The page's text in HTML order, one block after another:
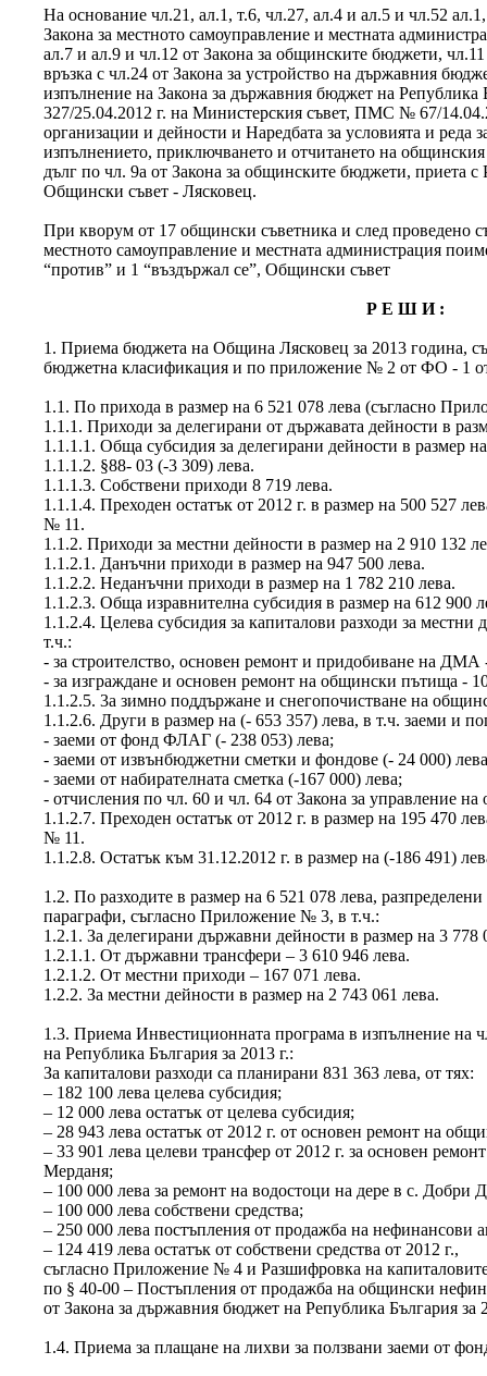
На основание чл.21, ал.1, т.6, чл.27, ал.4 и ал.5 и чл.52
Закона за местното самоуправление и местната
ал.7 и ал.9 и чл.12 от Закона за общинските бюджети,
връзка с чл.24 от Закона за устройство на държавния
изпълнение на Закона за държавния бюджет на
327/25.04.2012 г. на Министерския съвет, ПМС № 67/
организации и дейности и Наредбата за условията и реда
изпълнението, приключването и отчитането на
дълг по чл. 9а от Закона за общинските бюджети, приета
Общински съвет - Лясковец.
При кворум от 17 общински съветника и след проведено
местното самоуправление и местната администрация
“против” и 1 “въздържал се”, Общински съвет
Р Е Ш И :
1. Приема бюджета на Община Лясковец за 2013 година,
бюджетна класификация и по приложение № 2 от ФО - 1 от
1.1. По прихода в размер на 6 521 078 лева (съгласно
1.1.1. Приходи за делегирани от държавата дейности в
1.1.1.1. Обща субсидия за делегирани дейности в размер
1.1.1.2. §88- 03 (-3 309) лева.
1.1.1.3. Собствени приходи 8 719 лева.
1.1.1.4. Преходен остатък от 2012 г. в размер на 500 527
№ 11.
1.1.2. Приходи за местни дейности в размер на 2 910 132
1.1.2.1. Данъчни приходи в размер на 947 500 лева.
1.1.2.2. Неданъчни приходи в размер на 1 782 210 лева.
1.1.2.3. Обща изравнителна субсидия в размер на 612 900
1.1.2.4. Целева субсидия за капиталови разходи за местни
т.ч.:
- за строителство, основен ремонт и придобиване на ДМА
- за изграждане и основен ремонт на общински пътища -
1.1.2.5. 3а зимно поддържане и снегопочистване на
1.1.2.6. Други в размер на (- 653 357) лева, в т.ч. заеми и
- заеми от фонд ФЛАГ (- 238 053) лева;
- заеми от извънбюджетни сметки и фондове (- 24 000)
- заеми от набирателната сметка (-167 000) лева;
- отчисления по чл. 60 и чл. 64 от Закона за управление на
1.1.2.7. Преходен остатък от 2012 г. в размер на 195 470
№ 11.
1.1.2.8. Остатък към 31.12.2012 г. в размер на (-186 491)
1.2. По разходите в размер на 6 521 078 лева,
параграфи, съгласно Приложение № 3, в т.ч.:
1.2.1. За делегирани държавни дейности в размер на 3 778
1.2.1.1. От държавни трансфери – 3 610 946 лева.
1.2.1.2. От местни приходи – 167 071 лева.
1.2.2. За местни дейности в размер на 2 743 061 лева.
1.3. Приема Инвестиционната програма в изпълнение на
на Република България за 2013 г.:
За капиталови разходи са планирани 831 363 лева, от тях:
– 182 100 лева целева субсидия;
– 12 000 лева остатък от целева субсидия;
– 28 943 лева остатък от 2012 г. от основен ремонт на
– 33 901 лева целеви трансфер от 2012 г. за основен
Мерданя;
– 100 000 лева за ремонт на водостоци на дере в с. Добри
– 100 000 лева собствени средства;
– 250 000 лева постъпления от продажба на нефинансови
– 124 419 лева остатък от собствени средства от 2012 г.,
съгласно Приложение № 4 и Разшифровка на
по § 40-00 – Постъпления от продажба на общински
от Закона за държавния бюджет на Република България
1.4. Приема за плащане на лихви за ползвани заеми от